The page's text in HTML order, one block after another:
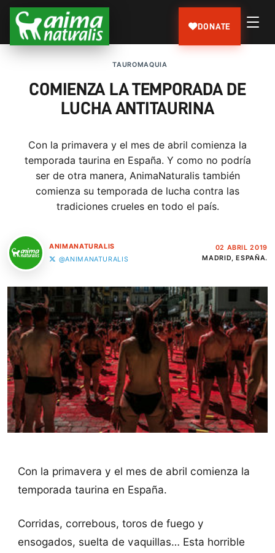
DONATE
TAUROMAQUIA
COMIENZA LA TEMPORADA DE
LUCHA ANTITAURINA
Con la primavera y el mes de abril comienza la
temporada taurina en España. Y como no podría
ser de otra manera, AnimaNaturalis también
comienza su temporada de lucha contra las
tradiciones crueles en todo el país.
ANIMANATURALIS
@ANIMANATURALIS
02 ABRIL 2019
MADRID, ESPAÑA.
Con la primavera y el mes de abril comienza la
temporada taurina en España.
Corridas, correbous, toros de fuego y
ensogados, suelta de vaquillas… Esta horrible